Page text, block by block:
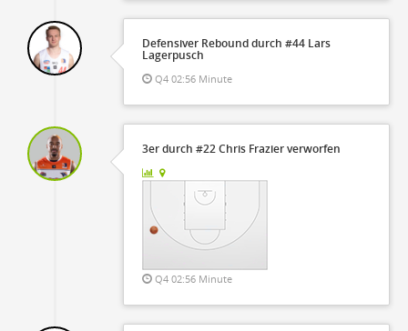
Defensiver Rebound durch #44 Lars
Lagerpusch
Q4 02:56 Minute
3er durch #22 Chris Frazier verworfen
Q4 02:56 Minute